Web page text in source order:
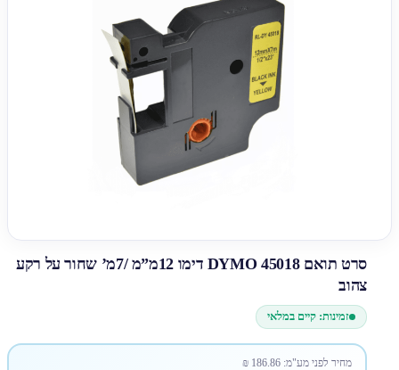
סרט תואם DYMO 45018 דימו 12מ”מ /7מ’ שחור על רקע
צהוב
זמינות: קיים במלאי
מחיר לפני מע"מ:186.86
₪